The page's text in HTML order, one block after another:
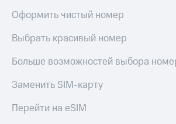
Оформить чистый номер
Выбрать красивый номер
Больше возможностей выбора
Заменить SIM-карту
Перейти на eSIM